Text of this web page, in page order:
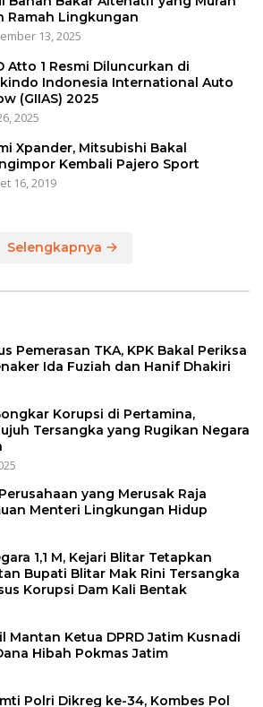
Ramah Lingkungan
13, 2025
Atto 1 Resmi Diluncurkan di
Indonesia International Auto
(GIIAS) 2025
2025
Xpander, Mitsubishi Bakal
Kembali Pajero Sport
16, 2019
Selengkapnya
Pemerasan TKA, KPK Bakal Periksa
Ida Fuziah dan Hanif Dhakiri
Korupsi di Pertamina,
Tersangka yang Rugikan Negara
yang Merusak Raja
Menteri Lingkungan Hidup
1,1 M, Kejari Blitar Tetapkan
Bupati Blitar Mak Rini Tersangka
Korupsi Dam Kali Bentak
Mantan Ketua DPRD Jatim Kusnadi
Hibah Pokmas Jatim
Polri Dikreg ke-34, Kombes Pol